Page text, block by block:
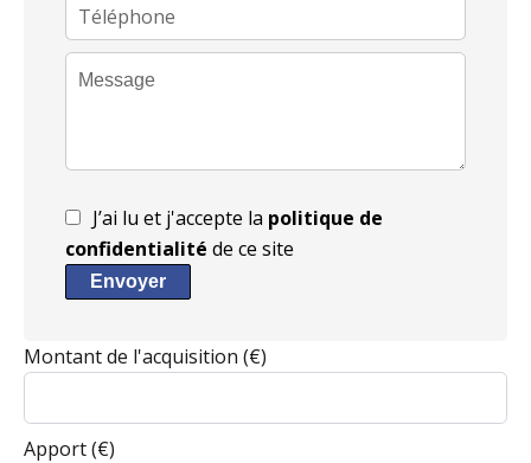
J’ai lu et j'accepte la politique de
confidentialité de ce site
Envoyer
Montant de l'acquisition (€)
Apport(€)